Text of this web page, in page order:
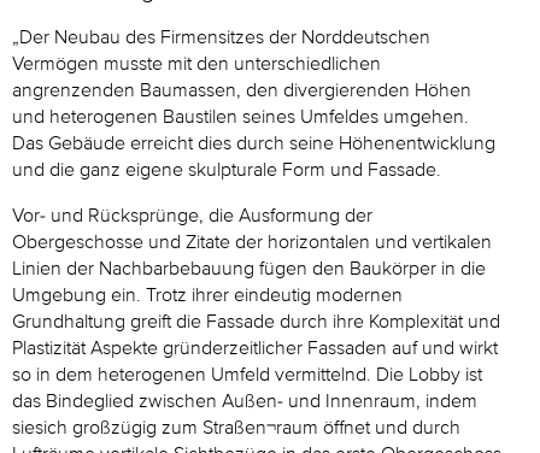
„Der Neubau des Firmensitzes der Norddeutschen
Vermögen musste mit den unterschiedlichen
angrenzenden Baumassen, den divergierenden Höhen
und heterogenen Baustilen seines Umfeldes umgehen.
Das Gebäude erreicht dies durch seine Höhenentwicklung
und die ganz eigene skulpturale Form und Fassade.
Vor- und Rücksprünge, die Ausformung der
Obergeschosse und Zitate der horizontalen und vertikalen
Linien der Nachbarbebauung fügen den Baukörper in die
Umgebung ein. Trotz ihrer eindeutig modernen
Grundhaltung greift die Fassade durch ihre Komplexität und
Plastizität Aspekte gründerzeitlicher Fassaden auf und wirkt
so in dem heterogenen Umfeld vermittelnd. Die Lobby ist
das Bindeglied zwischen Außen- und Innenraum, indem
siesich großzügig zum Straßen¬raum öffnet und durch